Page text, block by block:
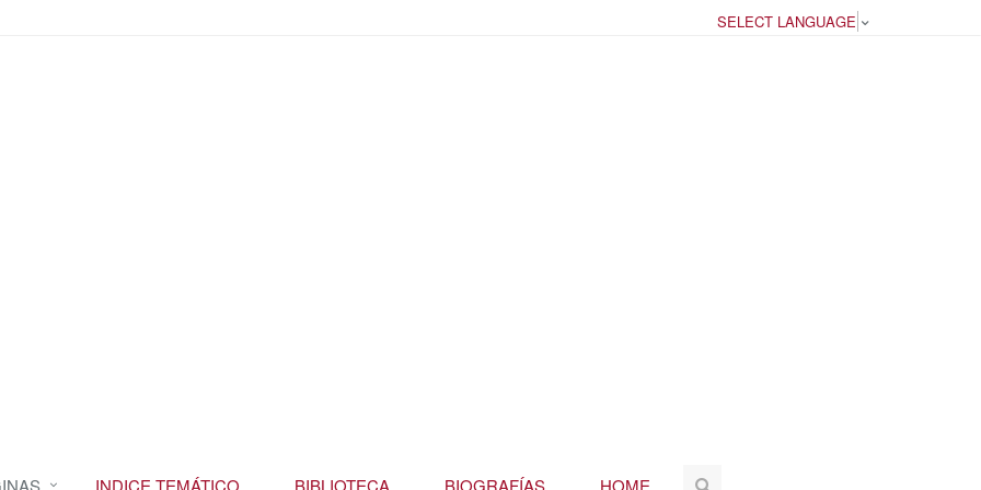
SELECT LANGUAGE
INDICE TEMÁTICO BIBLIOTECA BIOGRAFÍAS HOME